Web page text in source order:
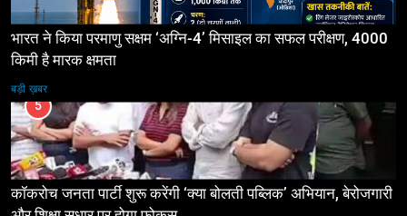
भारत ने किया परमाणु सक्षम ‘अग्नि-4’ मिसाइल का सफल परीक्षण, 4000
किमी है मारक क्षमता
बड़ी ख़बर
5
कॉकरोच जनता पार्टी शुरू करेंगी ‘क्या बोलती पब्लिक’ अभियान, बेरोजगारी